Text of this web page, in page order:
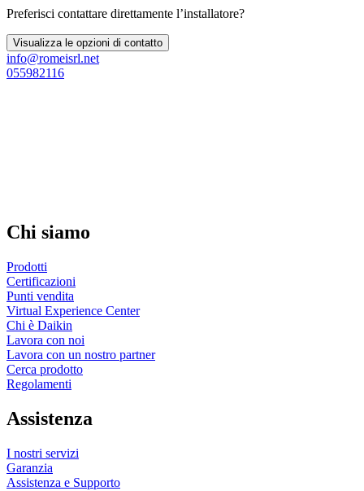
Preferisci contattare direttamente l’installatore?
Visualizza le opzioni di contatto
info@romeisrl.net
055982116
Chi siamo
Prodotti
Certificazioni
Punti vendita
Virtual Experience Center
Chi è Daikin
Lavora con noi
Lavora con un nostro partner
Cerca prodotto
Regolamenti
Assistenza
I nostri servizi
Garanzia
Assistenza e Supporto